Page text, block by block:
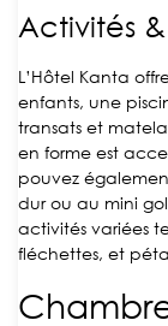
Activités &
L’Hôtel Kanta
enfants, une
transats et
en forme est
pouvez
dur ou au mini
activités variées
fléchettes, et